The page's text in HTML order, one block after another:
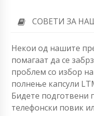
СОВЕТИ ЗА
Некои од нашите
помагаат да се
проблем со избор
полнење капсули
Бидете подготвени
телефонски повик